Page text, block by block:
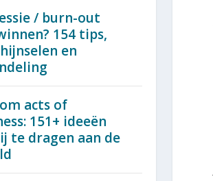
/ burn-out
154 tips,
en
acts of
151+ ideeën
te dragen aan de